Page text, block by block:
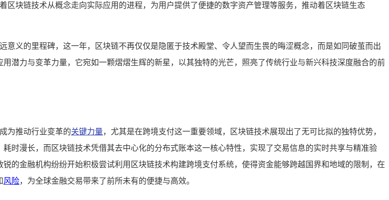
块链技术从概念走向实际应用的进程，为用户提供了便捷的数字资产管理等服务，推动着区块链生态
意义的里程碑，这一年，区块链不再仅仅是隐匿于技术殿堂、令人望而生畏的晦涩概念，而是如同破茧而出
潜力与变革力量，它宛如一颗熠熠生辉的新星，以其独特的光芒，照亮了传统行业与新兴科技深度融合的前
为推动行业变革的关键力量，尤其是在跨境支付这一重要领域，区块链技术展现出了无可比拟的独特优势，
时漫长，而区块链技术凭借其去中心化的分布式账本这一核心特性，实现了交易信息的实时共享与精准验
的金融机构纷纷开始积极尝试利用区块链技术构建跨境支付系统，使得资金能够跨越国界和地域的限制，在
风险，为全球金融交易带来了前所未有的便捷与高效。